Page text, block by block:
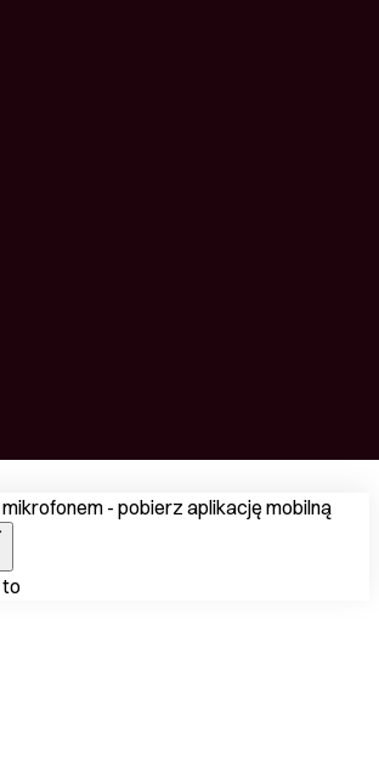
- pobierz aplikację mobilną
to